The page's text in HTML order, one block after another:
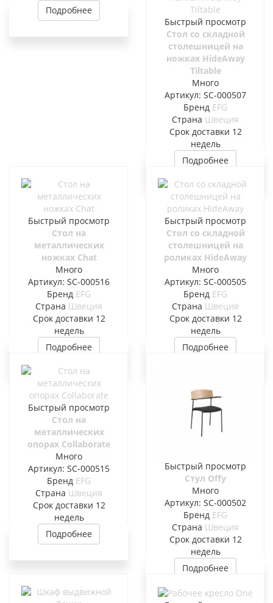
Подробнее
Быстрый просмотр
Стол со складной
столешницей на
ножках HideAway
Tiltable
Много
Артикул: SC-000507
Бренд EFG
Страна Швеция
Cрок доставки 12
недель
Подробнее
Быстрый просмотр
Стол на
металлических
ножках Chat
Много
Артикул: SC-000516
Бренд EFG
Страна Швеция
Cрок доставки 12
недель
Подробнее
Быстрый просмотр
Стол со складной
столешницей на
роликах HideAway
Много
Артикул: SC-000505
Бренд EFG
Страна Швеция
Cрок доставки 12
недель
Подробнее
Быстрый просмотр
Стол на
металлических
опорах Collaborate
Много
Артикул: SC-000515
Бренд EFG
Страна Швеция
Cрок доставки 12
недель
Подробнее
Быстрый просмотр
Стул Offy
Много
Артикул: SC-000502
Бренд EFG
Страна Швеция
Cрок доставки 12
недель
Подробнее